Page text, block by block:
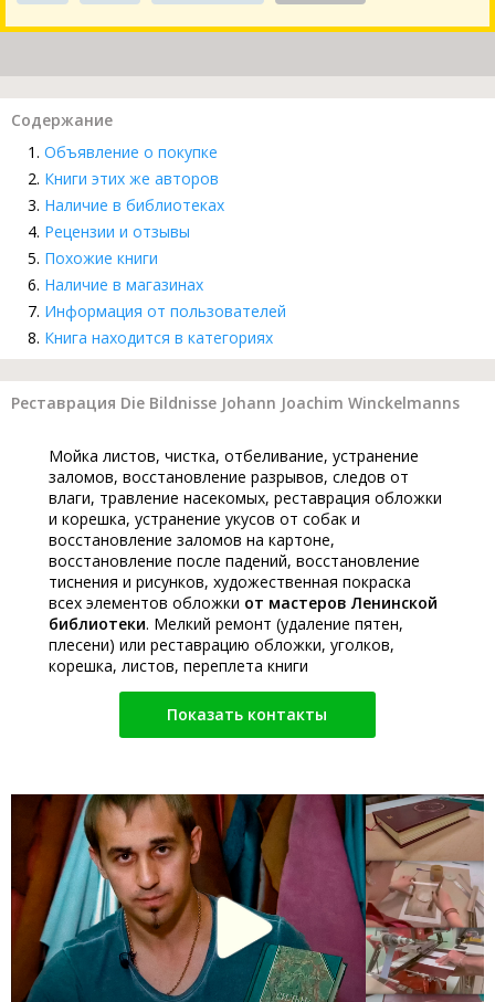
Содержание
Объявление о покупке
Книги этих же авторов
Наличие в библиотеках
Рецензии и отзывы
Похожие книги
Наличие в магазинах
Информация от пользователей
Книга находится в категориях
Реставрация Die Bildnisse Johann Joachim Winckelmanns
Мойка листов, чистка, отбеливание, устранение
заломов, восстановление разрывов, следов от
влаги, травление насекомых, реставрация обложки
и корешка, устранение укусов от собак и
восстановление заломов на картоне,
восстановление после падений, восстановление
тиснения и рисунков, художественная покраска
всех элементов обложки от мастеров Ленинской
библиотеки. Мелкий ремонт (удаление пятен,
плесени) или реставрацию обложки, уголков,
корешка, листов, переплета книги
Показать контакты